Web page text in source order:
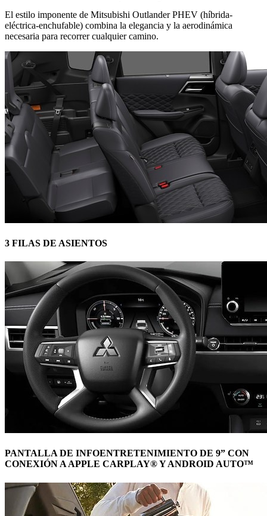
El estilo imponente de Mitsubishi Outlander PHEV (híbrida-
eléctrica-enchufable) combina la elegancia y la aerodinámica
necesaria para recorrer cualquier camino.
3 FILAS DE ASIENTOS
PANTALLA DE INFOENTRETENIMIENTO DE 9” CON
CONEXIÓN A APPLE CARPLAY® Y ANDROID AUTO™